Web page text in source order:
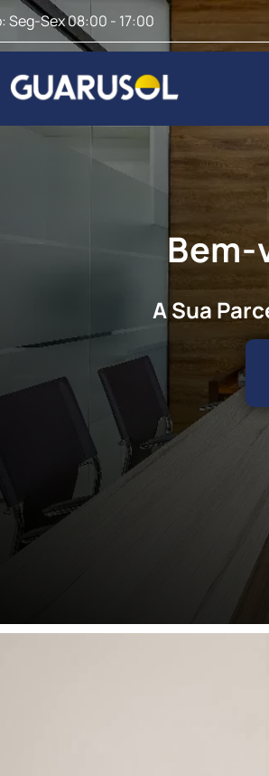
Seg-Sex 08:00 - 17:00
A Sua